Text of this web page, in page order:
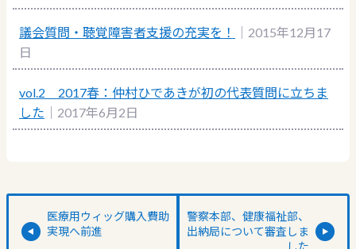
議会質問・聴覚障害者支援の充実を！
｜2015年12月17
日
vol.2 2017春：仲村ひであきが初の代表質問に立ちま
した ｜2017年6月2日
医療用ウィッグ購入費助
実現へ前進
警察本部、健康福祉部、
出納局について審査しま
した